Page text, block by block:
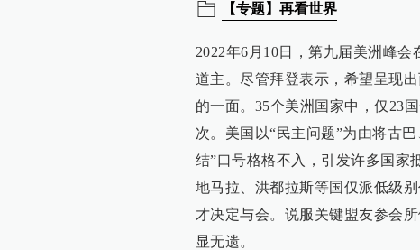
【专题】再看世界
2022年6月10日，第九届美洲峰
道主。尽管拜登表示，希望呈现
的一面。35个美洲国家中，仅23
次。美国以“民主问题”为由将古
结”口号格格不入，引发许多国家
地马拉、洪都拉斯等国仅派低级
才决定与会。说服关键盟友参会
显无遗。